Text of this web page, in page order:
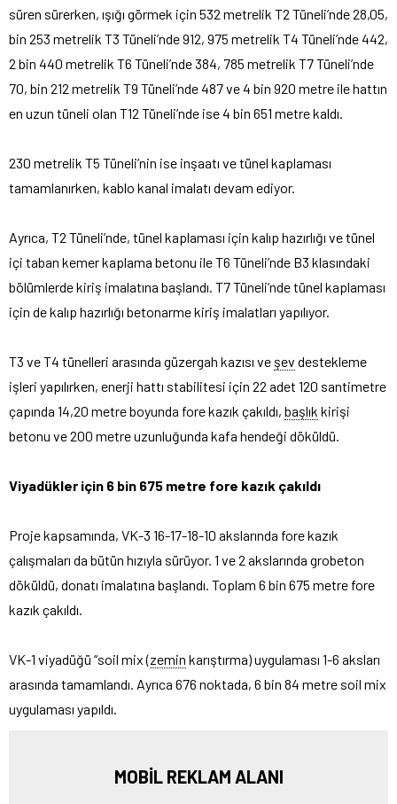
süren sürerken, ışığı görmek için 532 metrelik T2 Tüneli’nde 28,05,
bin 253 metrelik T3 Tüneli’nde 912, 975 metrelik T4 Tüneli’nde 442,
2 bin 440 metrelik T6 Tüneli’nde 384, 785 metrelik T7 Tüneli’nde
70, bin 212 metrelik T9 Tüneli’nde 487 ve 4 bin 920 metre ile hattın
en uzun tüneli olan T12 Tüneli’nde ise 4 bin 651 metre kaldı.
230 metrelik T5 Tüneli’nin ise inşaatı ve tünel kaplaması
tamamlanırken, kablo kanal imalatı devam ediyor.
Ayrıca, T2 Tüneli’nde, tünel kaplaması için kalıp hazırlığı ve tünel
içi taban kemer kaplama betonu ile T6 Tüneli’nde B3 klasındaki
bölümlerde kiriş imalatına başlandı. T7 Tüneli’nde tünel kaplaması
için de kalıp hazırlığı betonarme kiriş imalatları yapılıyor.
T3 ve T4 tünelleri arasında güzergah kazısı ve şev destekleme
işleri yapılırken, enerji hattı stabilitesi için 22 adet 120 santimetre
çapında 14,20 metre boyunda fore kazık çakıldı, başlık kirişi
betonu ve 200 metre uzunluğunda kafa hendeği döküldü.
Viyadükler için 6 bin 675 metre fore kazık çakıldı
Proje kapsamında, VK-3 16-17-18-10 akslarında fore kazık
çalışmaları da bütün hızıyla sürüyor. 1 ve 2 akslarında grobeton
döküldü, donatı imalatına başlandı. Toplam 6 bin 675 metre fore
kazık çakıldı.
VK-1 viyadüğü “soil mix (zemin karıştırma) uygulaması 1-6 aksları
arasında tamamlandı. Ayrıca 676 noktada, 6 bin 84 metre soil mix
uygulaması yapıldı.
MOBİL REKLAM ALANI